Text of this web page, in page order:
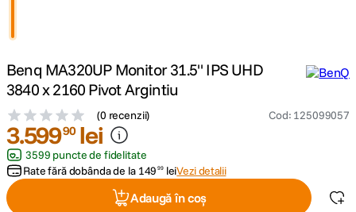
4 peak design
canon sx740 hs
6. lavaliera
sony fx
Benq MA320UP Monitor 31.5" IPS UHD
3840 x 2160 Pivot Argintiu
(0 recenzii) Cod: 125099057
3.59990 lei
3599 puncte de fidelitate
Rate fără dobânda de la 149 99 leiVezi detalii
Adaugă în coș